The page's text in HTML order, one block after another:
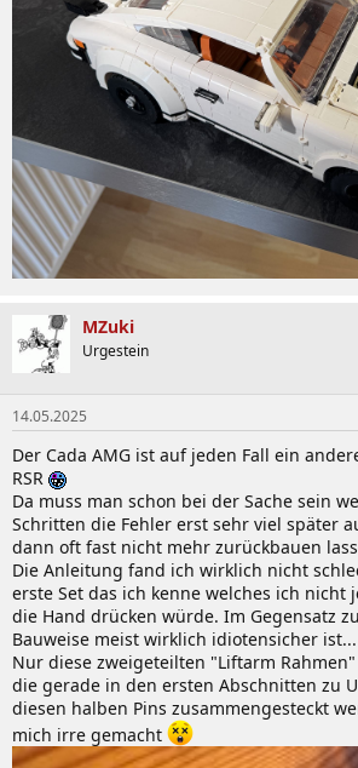
MZuki
Urgestein
14.05.2025
Der Cada AMG ist auf jeden Fall ein
RSR
Da muss man schon bei der Sache sein
Schritten die Fehler erst sehr viel später
dann oft fast nicht mehr zurückbauen
Die Anleitung fand ich wirklich nicht
erste Set das ich kenne welches ich nicht
die Hand drücken würde. Im Gegensatz
Bauweise meist wirklich idiotensicher ist...
Nur diese zweigeteilten "Liftarm
die gerade in den ersten Abschnitten zu
diesen halben Pins zusammengesteckt
mich irre gemacht